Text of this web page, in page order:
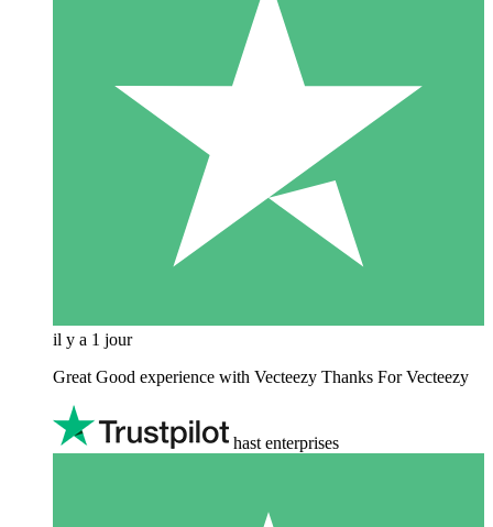
il y a 1 jour
Great Good experience with Vecteezy Thanks For Vecteezy
hast enterprises